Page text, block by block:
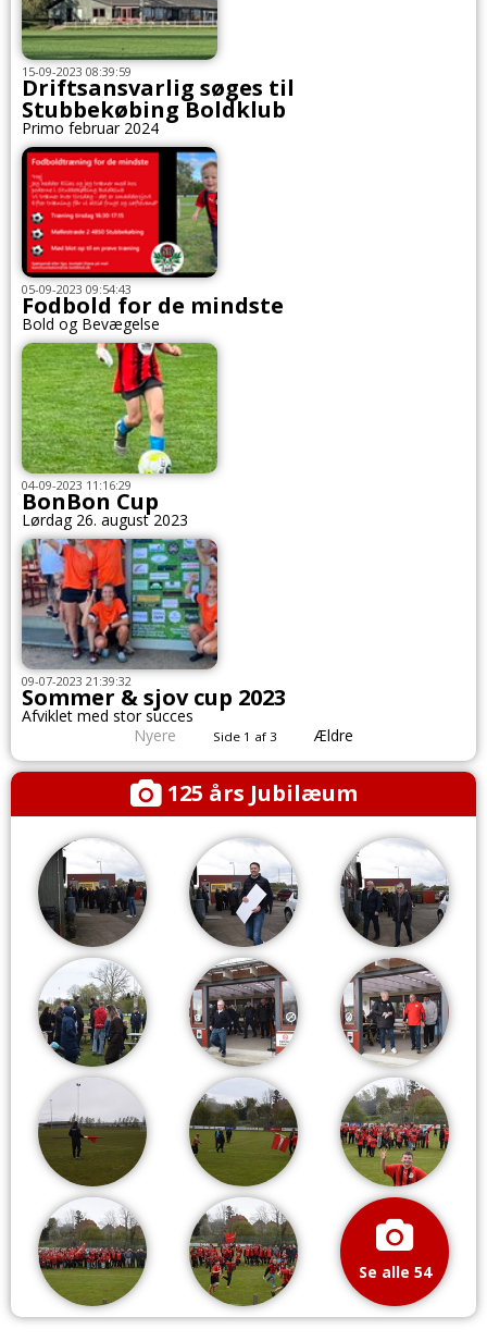
15-09-2023 08:39:59
Driftsansvarlig søges til
Stubbekøbing Boldklub
Primo februar 2024
05-09-2023 09:54:43
Fodbold for de mindste
Bold og Bevægelse
04-09-2023 11:16:29
BonBon Cup
Lørdag 26. august 2023
09-07-2023 21:39:32
Sommer & sjov cup 2023
Afviklet med stor succes
Nyere
Side 1 af 3 Ældre
125 års Jubilæum
Se alle 54